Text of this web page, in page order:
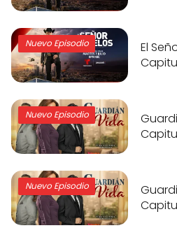
Nuevo Episodio
El
Nuevo Episodio
Nuevo Episodio